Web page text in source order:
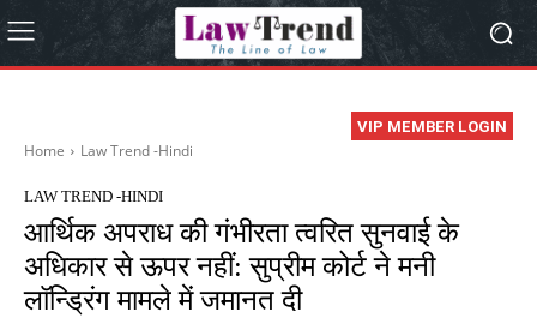
VIP MEMBER LOGIN
Home Law Trend -Hindi
LAW TREND -HINDI
आर्थिक अपराध की गंभीरता त्वरित सुनवाई के
अधिकार से ऊपर नहीं: सुप्रीम कोर्ट ने मनी
लॉन्ड्रिंग मामले में जमानत दी